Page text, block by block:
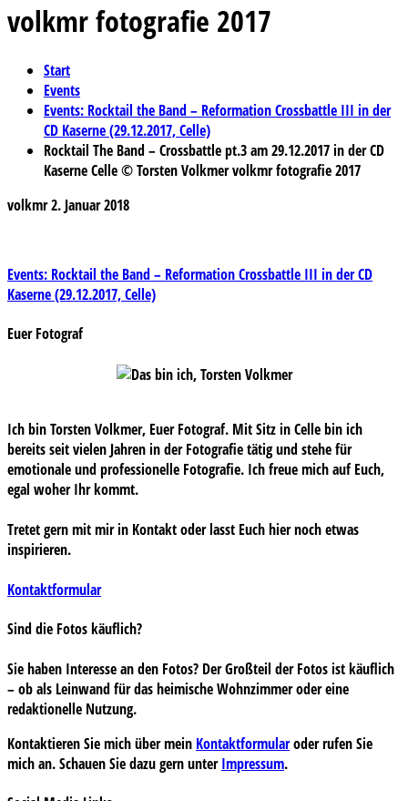
volkmr fotografie 2017
Start
Events
Events: Rocktail the Band – Reformation Crossbattle III in der
CD Kaserne (29.12.2017, Celle)
Rocktail The Band – Crossbattle pt.3 am 29.12.2017 in der CD
Kaserne Celle © Torsten Volkmer volkmr fotografie 2017
volkmr2. Januar 2018
Beitragsnavigation
Events: Rocktail the Band – Reformation Crossbattle III in der CD
Kaserne (29.12.2017, Celle)
Euer Fotograf
Ich bin Torsten Volkmer, Euer Fotograf. Mit Sitz in Celle bin ich
bereits seit vielen Jahren in der Fotografie tätig und stehe für
emotionale und professionelle Fotografie. Ich freue mich auf Euch,
egal woher Ihr kommt.
Tretet gern mit mir in Kontakt oder lasst Euch hier noch etwas
inspirieren.
Kontaktformular
Sind die Fotos käuflich?
Sie haben Interesse an den Fotos? Der Großteil der Fotos ist käuflich
– ob als Leinwand für das heimische Wohnzimmer oder eine
redaktionelle Nutzung.
Kontaktieren Sie mich über mein Kontaktformularoder rufen Sie
mich an. Schauen Sie dazu gern unterImpressum.